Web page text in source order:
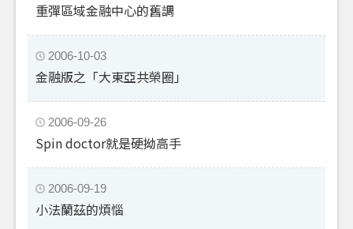
重彈區域金融中心的舊調
2006-10-03
金融版之「大東亞共榮圈」
2006-09-26
Spin doctor就是硬拗高手
2006-09-19
小法蘭茲的煩惱